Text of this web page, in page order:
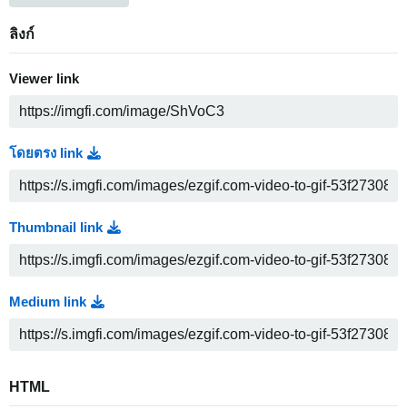
ลิงก์
Viewer link
โดยตรง link
Thumbnail link
Medium link
HTML